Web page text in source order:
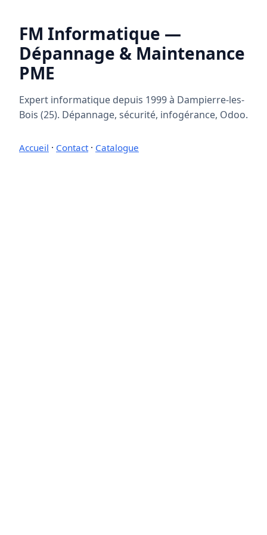
FM Informatique —
Dépannage & Maintenance
PME
Expert informatique depuis 1999 à Dampierre-les-
Bois (25). Dépannage, sécurité, infogérance, Odoo.
Accueil · Contact· Catalogue